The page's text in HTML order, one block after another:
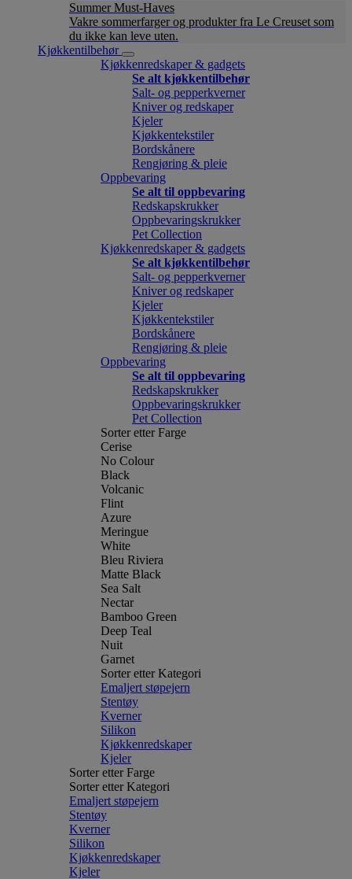
Summer Must-Haves
Vakre sommerfarger og produkter fra Le Creuset som
du ikke kan leve uten.
Kjøkkentilbehør
Kjøkkenredskaper & gadgets
Se alt kjøkkentilbehør
Salt- og pepperkverner
Kniver og redskaper
Kjeler
Kjøkkentekstiler
Bordskånere
Rengjøring & pleie
Oppbevaring
Se alt til oppbevaring
Redskapskrukker
Oppbevaringskrukker
Pet Collection
Kjøkkenredskaper & gadgets
Se alt kjøkkentilbehør
Salt- og pepperkverner
Kniver og redskaper
Kjeler
Kjøkkentekstiler
Bordskånere
Rengjøring & pleie
Oppbevaring
Se alt til oppbevaring
Redskapskrukker
Oppbevaringskrukker
Pet Collection
Sorter etter Farge
Cerise
No Colour
Black
Volcanic
Flint
Azure
Meringue
White
Bleu Riviera
Matte Black
Sea Salt
Nectar
Bamboo Green
Deep Teal
Nuit
Garnet
Sorter etter Kategori
Emaljert støpejern
Stentøy
Kverner
Silikon
Kjøkkenredskaper
Kjeler
Sorter etter Farge
Sorter etter Kategori
Emaljert støpejern
Stentøy
Kverner
Silikon
Kjøkkenredskaper
Kjeler